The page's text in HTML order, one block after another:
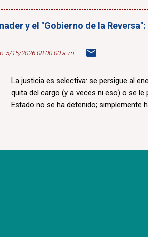
y el "Gobierno de la
5/15/2026 08:00:00 a. m.
La justicia es selectiva: se persigue al
quita del cargo (y a veces ni eso) o se
Estado no se ha detenido; simplemente